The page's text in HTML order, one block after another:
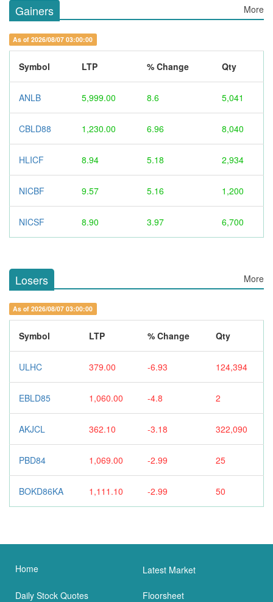
Gainers More
As of 2026/08/07 03:00:00
Symbol LTP % Change Qty
ANLB 5,999.00 8.6 5,041
CBLD88 1,230.00 6.96 8,040
HLICF 8.94 5.18 2,934
NICBF 9.57 5.16 1,200
NICSF 8.90 3.97 6,700
Losers More
As of 2026/08/07 03:00:00
Symbol LTP % Change Qty
ULHC 379.00 -6.93 124,394
EBLD85 1,060.00 -4.8 2
AKJCL 362.10 -3.18 322,090
PBD84 1,069.00 -2.99 25
BOKD86KA 1,111.10 -2.99 50
Home Latest Market
Daily Stock Quotes Floorsheet